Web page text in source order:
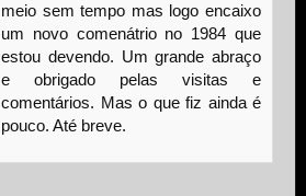
meio sem tempo mas logo encaixo
um novo comenátrio no 1984 que
estou devendo. Um grande abraço
e obrigado pelas visitas e
comentários. Mas o que fiz ainda é
pouco. Até breve.